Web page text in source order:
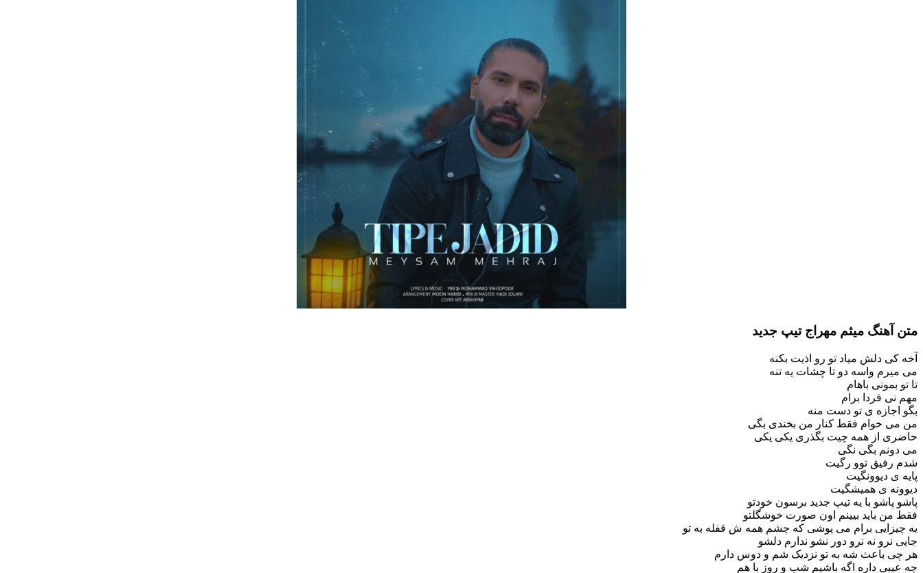
متن آهنگ میثم مهراج تیپ جدید
آخه کی دلش میاد تو رو اذیت بکنه
می میرم واسه دو تا چشات یه تنه
تا تو بمونی باهام
مهم نی فردا برام
بگو اجازه ی تو دست منه
من می خوام فقط کنار من بخندی بگی
حاضری از همه چیت بگذری یکی یکی
می دونم بگی نگی
شدم رفیق توو رگیت
پایه ی دیوونگیت
دیوونه ی همیشگیت
پاشو پاشو با یه تیپ جدید برسون خودتو
فقط من باید بیینم اون صورت خوشگلتو
یه چیزایی برام می پوشی که چشم همه ش قفله به تو
جایی نرو نه نرو دور نشو ندارم دلشو
هر چی باعث شه به تو نزدیک شم و دوس دارم
چه عیبی داره اگه باشیم شب و روز با هم